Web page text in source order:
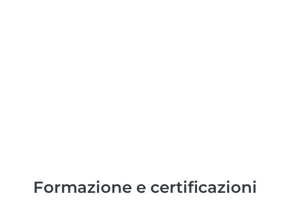
Formazione e certificazioni